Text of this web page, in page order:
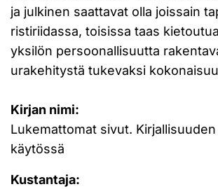
ja julkinen saattavat olla joissain
ristiriidassa, toisissa taas
yksilön persoonallisuutta
urakehitystä tukevaksi
Kirjan nimi:
Lukemattomat sivut.
käytössä
Kustantaja: